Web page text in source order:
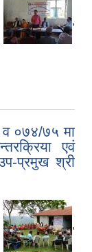
,
व ०७४/७५ मा
एवं
प्रमुख श्री
,